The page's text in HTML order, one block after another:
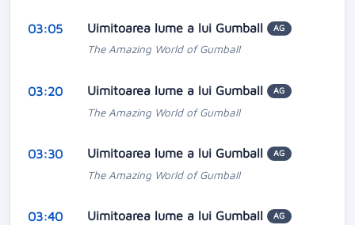
03:05 Uimitoarea lume a lui Gumball AG
The Amazing World of Gumball
03:20 Uimitoarea lume a lui Gumball AG
The Amazing World of Gumball
03:30 Uimitoarea lume a lui Gumball AG
The Amazing World of Gumball
03:40 Uimitoarea lume a lui Gumball AG